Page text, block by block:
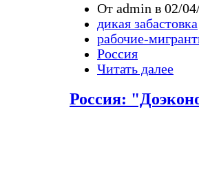
От admin в 02/
дикая забастовка
рабочие-
Россия
Читать далее
Россия: